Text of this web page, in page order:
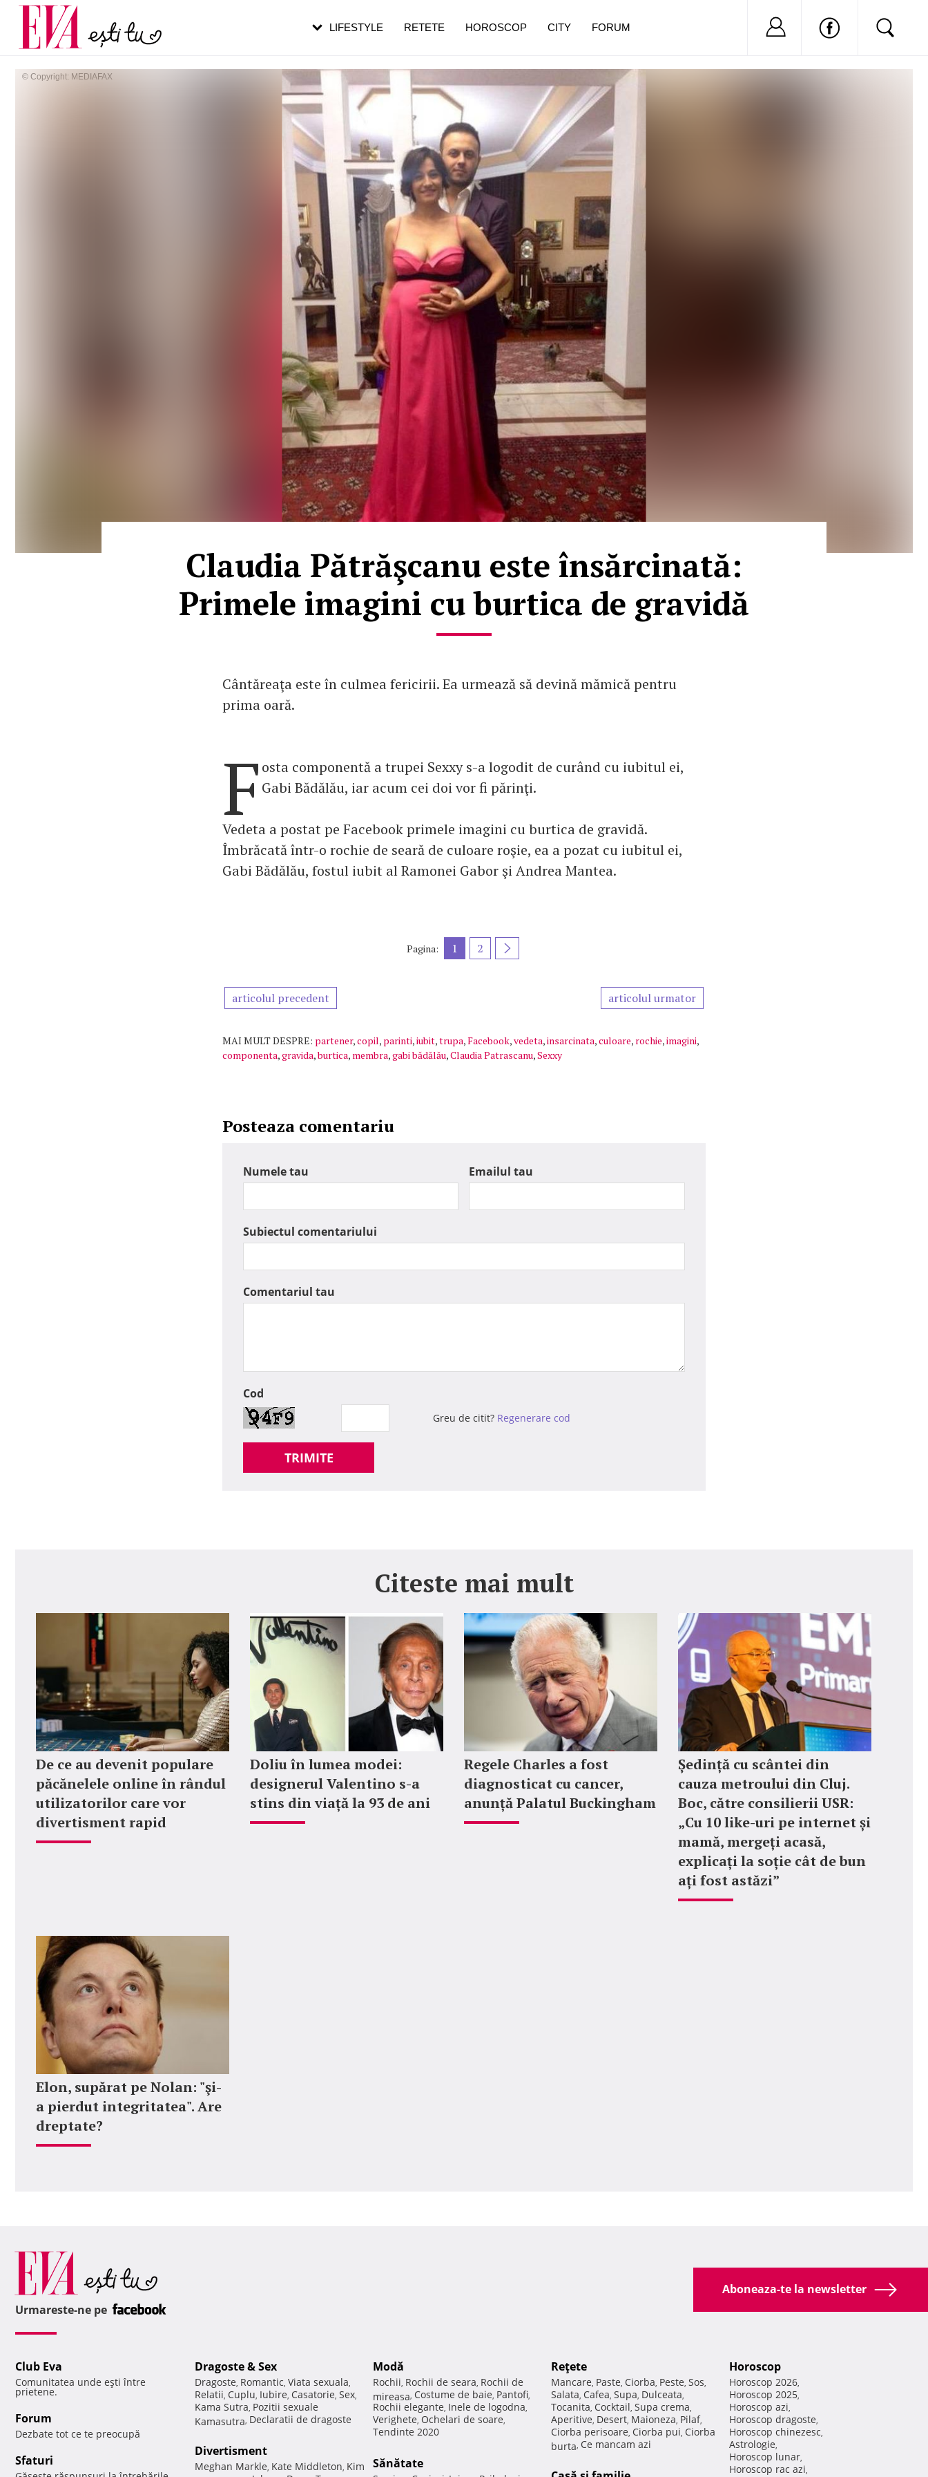
© Copyright: MEDIAFAX
Claudia Pătrăşcanu este însărcinată:
Primele imagini cu burtica de gravidă
Cântăreaţa este în culmea fericirii. Ea urmează să devină mămică pentru
prima oară.
F osta componentă a trupei Sexxy s-a logodit de curând cu iubitul ei,
Gabi Bădălău, iar acum cei doi vor fi părinţi.
Vedeta a postat pe Facebook primele imagini cu burtica de gravidă.
Îmbrăcată într-o rochie de seară de culoare roşie, ea a pozat cu iubitul ei,
Gabi Bădălău, fostul iubit al Ramonei Gabor şi Andrea Mantea.
Pagina: 1 2
articolul precedent articolul urmator
MAI MULT DESPRE: partener,copil, parinti,iubit,trupa,Facebook,vedeta,insarcinata,culoare, rochie,imagini,
componenta,gravida,burtica, membra,gabi bădălău,Claudia Patrascanu,Sexxy
Posteaza comentariu
Numele tau Emailul tau
Subiectul comentariului
Comentariul tau
Cod
Greu de citit? Regenerare cod
TRIMITE
Citeste mai mult
De ce au devenit populare
păcănelele online în rândul
utilizatorilor care vor
divertisment rapid
Doliu în lumea modei:
designerul Valentino s-a
stins din viață la 93 de ani
Regele Charles a fost
diagnosticat cu cancer,
anunță Palatul Buckingham
Ședință cu scântei din
cauza metroului din Cluj.
Boc, către consilierii USR:
„Cu 10 like-uri pe internet și
mamă, mergeți acasă,
explicați la soție cât de bun
ați fost astăzi”
Elon, supărat pe Nolan: "şi-
a pierdut integritatea". Are
dreptate?
LIFESTYLE RETETE HOROSCOP CITY FORUM Nu ai cont?
Carieră
Actualitate
pe măsură ce înaintezi în vârstă
de dureroasă este investigația
Aboneaza-te la newsletter
Urmareste-ne pe
Club Eva
Comunitatea unde eşti între
prietene.
Forum
Dezbate tot ce te preocupă
Sfaturi
Dragoste & Sex
Dragoste, Romantic, Viata sexuala,
Relatii, Cuplu, Iubire, Casatorie, Sex,
Kama Sutra, Pozitii sexuale
Kamasutra, Declaratii de dragoste
Divertisment
Meghan Markle, Kate Middleton, Kim
Modă
Rochii, Rochii de seara, Rochii de
mireasa, Costume de baie, Pantofi,
Rochii elegante, Inele de logodna,
Verighete, Ochelari de soare,
Tendinte 2020
Sănătate
Reţete
Mancare, Paste, Ciorba, Peste, Sos,
Salata, Cafea, Supa, Dulceata,
Tocanita, Cocktail, Supa crema,
Aperitive, Desert, Maioneza, Pilaf,
Ciorba perisoare, Ciorba pui, Ciorba
burta, Ce mancam azi
Horoscop
Horoscop 2026,
Horoscop 2025,
Horoscop azi,
Horoscop dragoste,
Horoscop chinezesc,
Astrologie,
Horoscop lunar,
Horoscop rac azi,